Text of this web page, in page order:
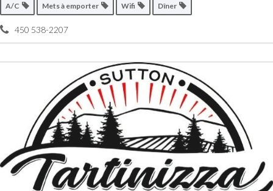
A/C Mets à emporter Wifi Dîner
450 538-2207